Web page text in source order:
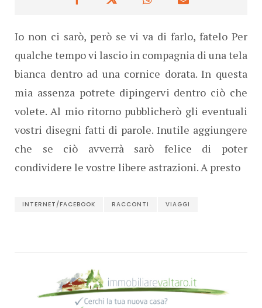
Io non ci sarò, però se vi va di farlo, fatelo Per
qualche tempo vi lascio in compagnia di una tela
bianca dentro ad una cornice dorata. In questa
mia assenza potrete dipingervi dentro ciò che
volete. Al mio ritorno pubblicherò gli eventuali
vostri disegni fatti di parole. Inutile aggiungere
che se ciò avverrà sarò felice di poter
condividere le vostre libere astrazioni. A presto
INTERNET/FACEBOOK RACCONTI VIAGGI